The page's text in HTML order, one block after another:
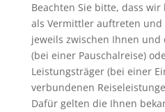
Beachten Sie bitte, dass
als Vermittler auftreten und
jeweils zwischen Ihnen und
(bei einer Pauschalreise)
Leistungsträger (bei einer
verbundenen
Dafür gelten die Ihnen